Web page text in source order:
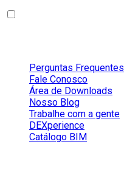
Perguntas Frequentes
Fale Conosco
Área de Downloads
Nosso Blog
Trabalhe com a gente
DEXperience
Catálogo BIM